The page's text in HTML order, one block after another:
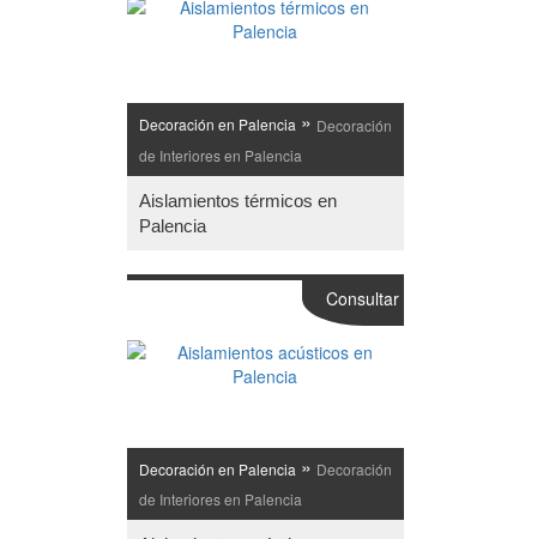
Decoración en Palencia » Decoración
de Interiores en Palencia
Aislamientos térmicos en
Palencia
Decoración en Palencia » Decoración
de Interiores en Palencia
Consultar